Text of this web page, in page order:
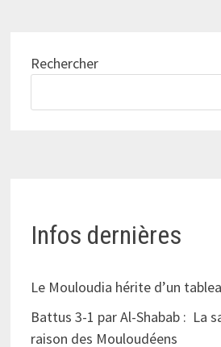
Rechercher
Infos dernières
Le Mouloudia hérite d’un
Battus 3-1 par Al-Shabab : La
raison des Mouloudéens